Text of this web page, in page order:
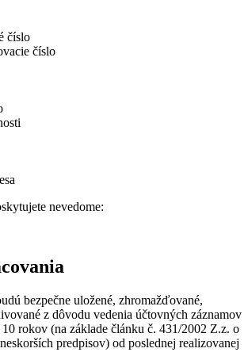
číslo
číslo
nevedome:
bezpečne uložené, zhromažďované,
z dôvodu vedenia účtovných záznamov
rokov (na základe článku č. 431/2002 Z.z. o
predpisov) od poslednej realizovanej